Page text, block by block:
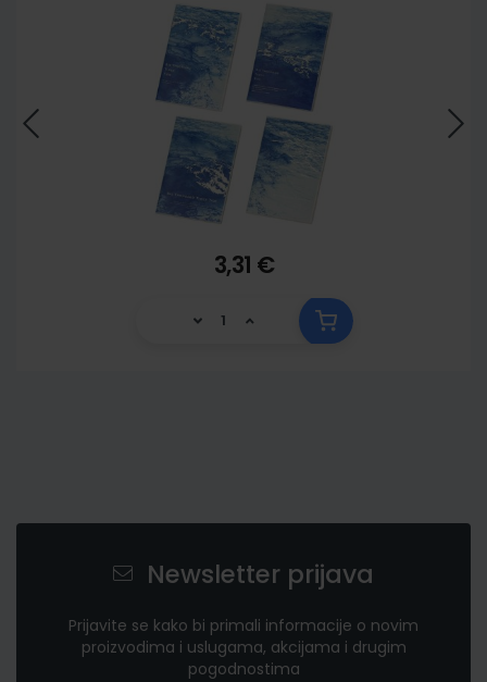
3,31 €
Newsletter prijava
Prijavite se kako bi primali informacije o novim
proizvodima i uslugama, akcijama i drugim
pogodnostima